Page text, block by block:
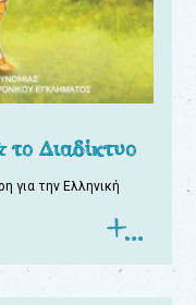
Διαδίκτυο
για την Ελληνική